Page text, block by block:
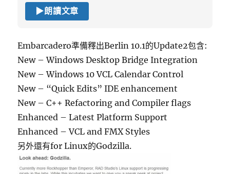
▶朗讀文章
Embarcadero準備釋出Berlin 10.1的Update2包含:
New – Windows Desktop Bridge Integration
New – Windows 10 VCL Calendar Control
New – “Quick Edits” IDE enhancement
New – C++ Refactoring and Compiler flags
Enhanced – Latest Platform Support
Enhanced – VCL and FMX Styles
另外還有for Linux的Godzilla.